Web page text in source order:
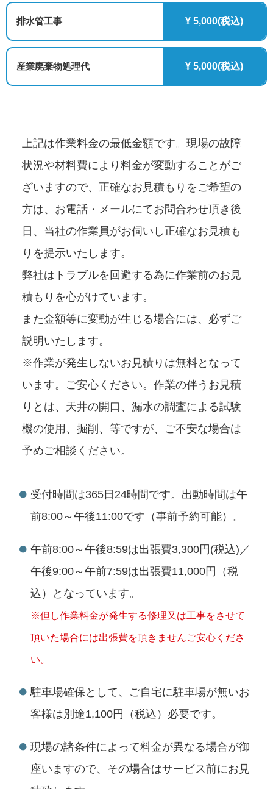
排水管工事 ¥ 5,000(税込)
産業廃棄物処理代 ¥ 5,000(税込)
上記は作業料金の最低金額です。現場の故障
状況や材料費により料金が変動することがご
ざいますので、正確なお見積もりをご希望の
方は、お電話・メールにてお問合わせ頂き後
日、当社の作業員がお伺いし正確なお見積も
りを提示いたします。
弊社はトラブルを回避する為に作業前のお見
積もりを心がけています。
また金額等に変動が生じる場合には、必ずご
説明いたします。
※作業が発生しないお見積りは無料となって
います。ご安心ください。作業の伴うお見積
りとは、天井の開口、漏水の調査による試験
機の使用、掘削、等ですが、ご不安な場合は
予めご相談ください。
受付時間は365日24時間です。出動時間は午
前8:00～午後11:00です（事前予約可能）。
午前8:00～午後8:59は出張費3,300円(税込)／
午後9:00～午前7:59は出張費11,000円（税
込）となっています。
※但し作業料金が発生する修理又は工事をさせて
頂いた場合には出張費を頂きませんご安心くださ
い。
駐車場確保として、ご自宅に駐車場が無いお
客様は別途1,100円（税込）必要です。
現場の諸条件によって料金が異なる場合が御
座いますので、その場合はサービス前にお見